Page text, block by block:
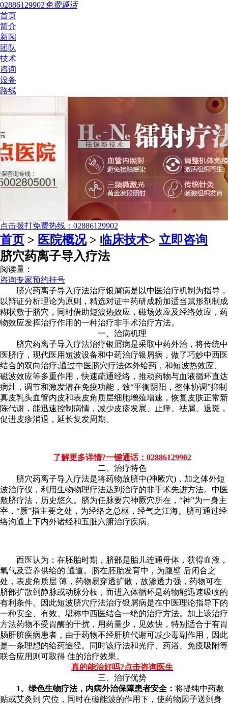
02886129902免费通话
首页
简介
新闻
团队
技术
咨询
设备
路线
点击拨打免费热线：02886129902
首页 > 医院概况> 临床技术> 立即咨询
脐穴药离子导入疗法
阅读量：
咨询专家预约挂号
脐穴药离子导入疗法治疗银屑病是以中医治疗机制为指导，
以辩证分析理论为原则，精选对证中药研成粉加适当赋形剂制成
糊状敷于脐穴，同时借助短波热效应，磁场效应及经络效应，药
物效应发挥治疗作用的一种治疗非手术治疗方法。
一、治病机理
脐穴药离子导入疗法治疗银屑病是采取中药外治，将传统中
医脐疗，现代医用短波设备和中药治疗银屑病，做了巧妙中西医
结合的双向治疗;通过中医脐穴疗法体外给药，和短波热效应、
磁波效应等多重作用，快速疏通经络，推动药物与血液循环直达
病灶，调节和激发潜在免疫功能，致“平衡阴阳，整体协调”抑制
真皮乳头血管内皮和表皮角质层细胞增殖增速，恢复皮肤正常新
陈代谢，能迅速控制病情，减少皮疹发展、止痒、祛屑、退斑，
促进皮疹消退，延长复发周期。
了解更多详情?一键通话：02886129902
二、治疗特色
脐穴药离子导入疗法是将药物放脐中(神厥穴)，加之体外短
波治疗仪，利用生物物理疗法达到治疗的非手术先进方法。中医
敷脐疗法，历史悠久。脐为任脉要穴神厥穴所在，“神”为一身主
宰，“厥”指主要之处，为经络之总枢，经气之江海。脐可通过经
络沟通上下内外诸经和五脏六腑治疗疾病。
西医认为：在胚胎时期，脐部是胎儿连通母体，获得血液，
氧气及营养供给的 通道。脐在胚胎发育中，为腹壁 后闭合之
处，表皮角质层 薄，药物易穿透扩散，故渗透力强，药物可在
脐部扩散到静脉或动脉分枝，而进入体循环是药物能迅速吸收的
有利条件。因此短波脐穴疗法治疗银屑病是在中医理论指导下的
一种安全、有效、堪称中西医结合一绝的治疗方法。加上该治疗
方法药物不受胃酶的干扰，用药量少，见效快，特别适合于有胃
肠肝脏疾病患者，由于药物不经肝脏代谢可减少毒副作用，因此
是一条理想的给药途径。同时该疗法和光疗、药浴、免疫吸附等
联合应用则可取得 佳的治疗效果。
真的能治好吗?点击咨询医生
三、治疗优势
1、绿色生物疗法，内病外治保障患者安全： 将提纯中药敷
贴或艾灸到 穴位，同时在磁能波的作用下，使药物因子送到身